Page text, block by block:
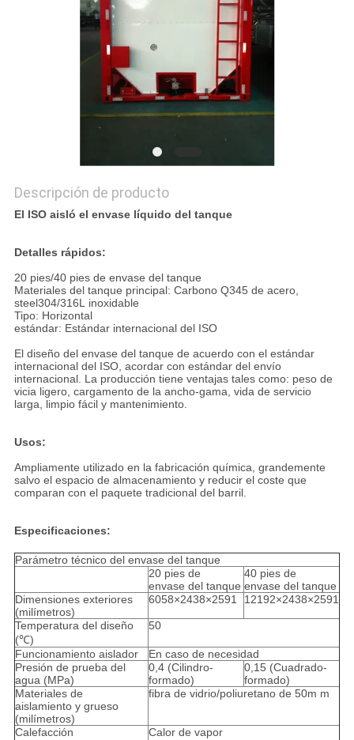
PRIVACIDAD
Descripción de producto
El ISO aisló el envase líquido del tanque
Detalles rápidos:
20 pies/40 pies de envase del tanque
Materiales del tanque principal: Carbono Q345 de acero,
steel304/316L inoxidable
Tipo: Horizontal
estándar: Estándar internacional del ISO
El diseño del envase del tanque de acuerdo con el estándar
internacional del ISO, acordar con estándar del envío
internacional. La producción tiene ventajas tales como: peso de
vicia ligero, cargamento de la ancho-gama, vida de servicio
larga, limpio fácil y mantenimiento.
Usos:
Ampliamente utilizado en la fabricación química, grandemente
salvo el espacio de almacenamiento y reducir el coste que
comparan con el paquete tradicional del barril.
Especificaciones:
Parámetro técnico del envase del tanque
20 pies de
envase del tanque
40 pies de
envase del tanque
Dimensiones exteriores
(milímetros)
6058×2438×2591 12192×2438×2591
Temperatura del diseño
(℃)
50
Funcionamiento aislador
En caso de necesidad
Presión de prueba del
agua (MPa)
0,4 (Cilindro-
formado)
0,15 (Cuadrado-
formado)
Materiales de
aislamiento y grueso
(milímetros)
fibra de vidrio/poliuretano de 50m m
Calefacción Calor de vapor